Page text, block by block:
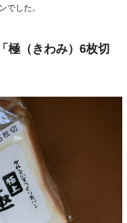
した。
極（きわみ）6枚切